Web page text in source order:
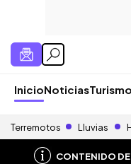
InicioNoticiasTurismo
Terremotos Lluvias
CONTENIDO